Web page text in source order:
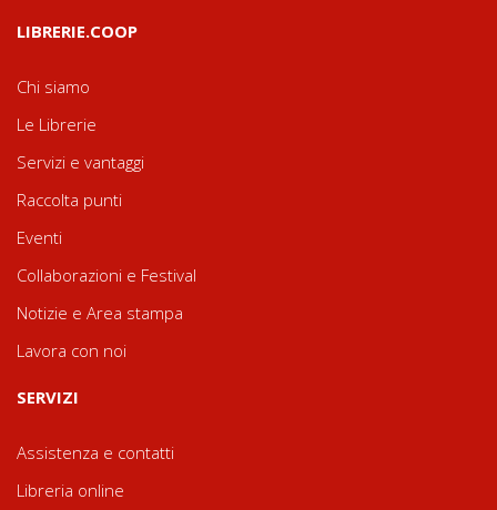
LIBRERIE.COOP
Chi siamo
Le Librerie
Servizi e vantaggi
Raccolta punti
Eventi
Collaborazioni e Festival
Notizie e Area stampa
Lavora con noi
SERVIZI
Assistenza e contatti
Libreria online